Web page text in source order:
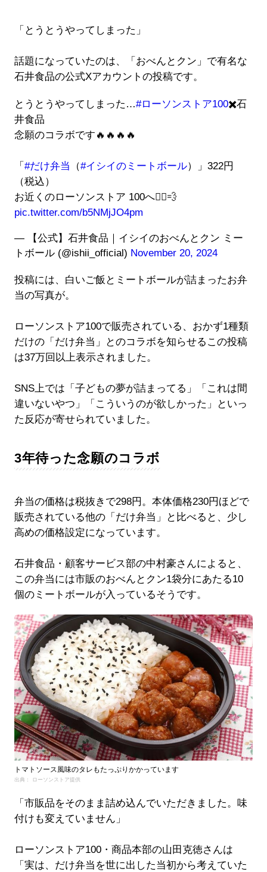
「とうとうやってしまった」
話題になっていたのは、「おべんとクン」で有名な
石井食品の公式Xアカウントの投稿です。
とうとうやってしまった…#ローソンストア100✖️石
井食品
念願のコラボです🔥🔥🔥🔥
「 #だけ弁当 （#イシイのミートボール）」322円
（税込）
お近くのローソンストア 100へ🏃‍♀️💨
pic.twitter.com/b5NMjJO4pm
— 【公式】石井食品｜イシイのおべんとクン ミー
トボール (@ishii_official) November 20, 2024
投稿には、白いご飯とミートボールが詰まったお弁
当の写真が。
ローソンストア100で販売されている、おかず1種類
だけの「だけ弁当」とのコラボを知らせるこの投稿
は37万回以上表示されました。
SNS上では「子どもの夢が詰まってる」「これは間
違いないやつ」「こういうのが欲しかった」といっ
た反応が寄せられていました。
3年待った念願のコラボ
弁当の価格は税抜きで298円。本体価格230円ほどで
販売されている他の「だけ弁当」と比べると、少し
高めの価格設定になっています。
石井食品・顧客サービス部の中村豪さんによると、
この弁当には市販のおべんとクン1袋分にあたる10
個のミートボールが入っているそうです。
トマトソース風味のタレもたっぷりかかっています
出典： ローソンストア提供
「市販品をそのまま詰め込んでいただきました。味
付けも変えていません」
ローソンストア100・商品本部の山田克徳さんは
「実は、だけ弁当を世に出した当初から考えていた